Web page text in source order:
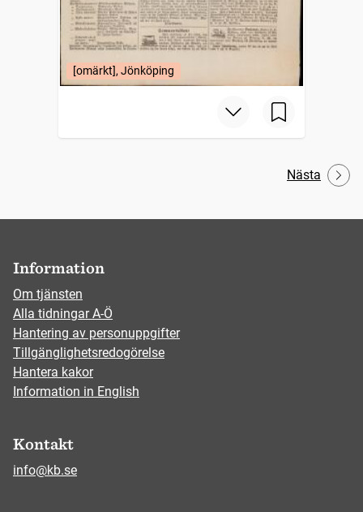
[omärkt], Jönköping
Nästa
Information
Om tjänsten
Alla tidningar A-Ö
Hantering av personuppgifter
Tillgänglighetsredogörelse
Hantera kakor
Information in English
Kontakt
info@kb.se